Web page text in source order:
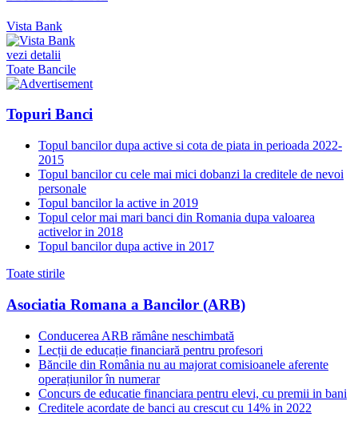
Vista Bank
vezi detalii
Toate Bancile
Topuri Banci
Topul bancilor dupa active si cota de piata in perioada 2022-
2015
Topul bancilor cu cele mai mici dobanzi la creditele de nevoi
personale
Topul bancilor la active in 2019
Topul celor mai mari banci din Romania dupa valoarea
activelor in 2018
Topul bancilor dupa active in 2017
Toate stirile
Asociatia Romana a Bancilor (ARB)
Conducerea ARB rămâne neschimbată
Lecții de educație financiară pentru profesori
Băncile din România nu au majorat comisioanele aferente
operațiunilor în numerar
Concurs de educatie financiara pentru elevi, cu premii in bani
Creditele acordate de banci au crescut cu 14% in 2022